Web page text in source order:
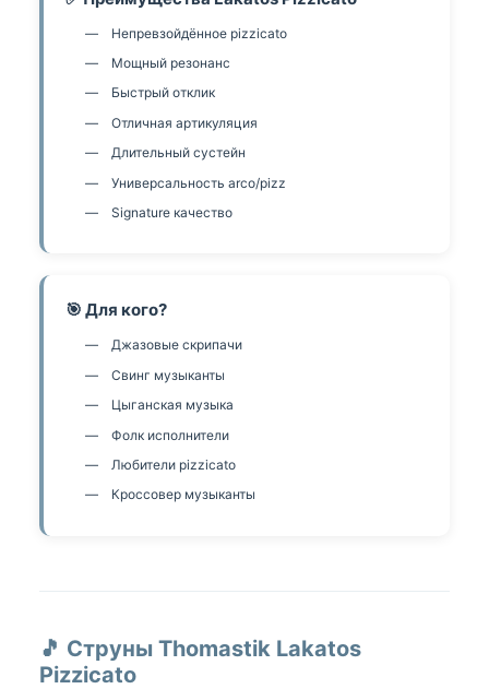
Непревзойдённое pizzicato
Мощный резонанс
Быстрый отклик
Отличная артикуляция
Длительный сустейн
Универсальность arco/pizz
Signature качество
🎯 Для кого?
Джазовые скрипачи
Свинг музыканты
Цыганская музыка
Фолк исполнители
Любители pizzicato
Кроссовер музыканты
🎵 Струны Thomastik Lakatos
Pizzicato